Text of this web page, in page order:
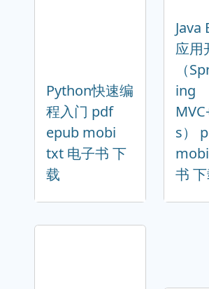
Python快速编
程入门 pdf
epub mobi
txt 电子书 下
载
Java
应用
（
ing
s）
书